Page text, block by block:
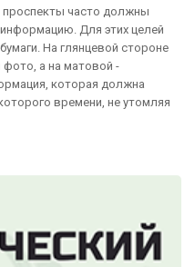
часто должны
Для этих целей
На глянцевой стороне
фото, а на матовой -
которая должна
времени, не утомляя